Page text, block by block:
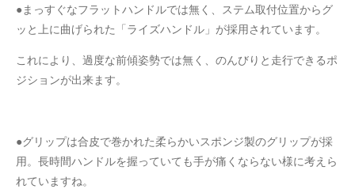
●まっすぐなフラットハンドルでは無く、ステム取付位置からグ
ッと上に曲げられた「ライズハンドル」が採用されています。
これにより、過度な前傾姿勢では無く、のんびりと走行できるポ
ジションが出来ます。
●グリップは合皮で巻かれた柔らかいスポンジ製のグリップが採
用。長時間ハンドルを握っていても手が痛くならない様に考えら
れていますね。